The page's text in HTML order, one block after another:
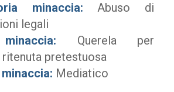
minaccia: Abuso di
legali
Querela per
pretestuosa
Mediatico